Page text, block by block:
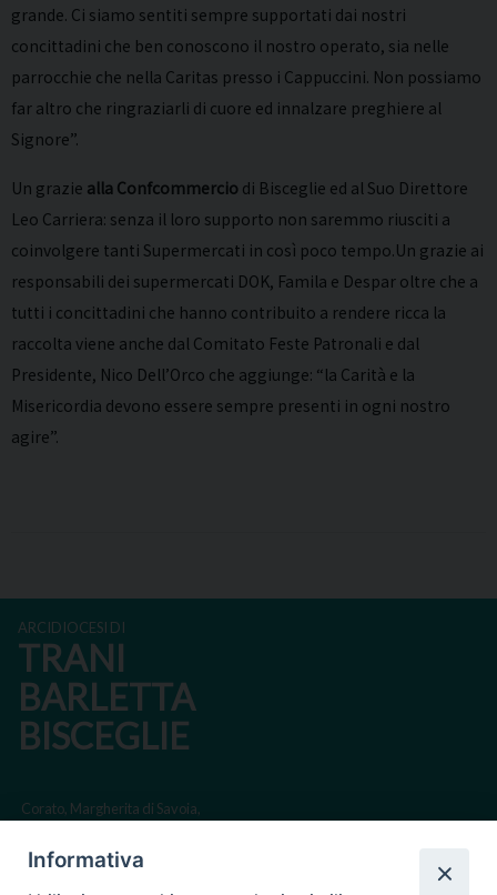
grande. Ci siamo sentiti sempre supportati dai nostri
concittadini che ben conoscono il nostro operato, sia nelle
parrocchie che nella Caritas presso i Cappuccini. Non possiamo
far altro che ringraziarli di cuore ed innalzare preghiere al
Signore”.
Un grazie alla Confcommercio di Bisceglie ed al Suo Direttore
Leo Carriera: senza il loro supporto non saremmo riusciti a
coinvolgere tanti Supermercati in così poco tempo.Un grazie ai
responsabili dei supermercati DOK, Famila e Despar oltre che a
tutti i concittadini che hanno contribuito a rendere ricca la
raccolta viene anche dal Comitato Feste Patronali e dal
Presidente, Nico Dell’Orco che aggiunge: “la Carità e la
Misericordia devono essere sempre presenti in ogni nostro
agire”.
ARCIDIOCESI DI
TRANI
BARLETTA
BISCEGLIE
Corato, Margherita di Savoia,
Informativa